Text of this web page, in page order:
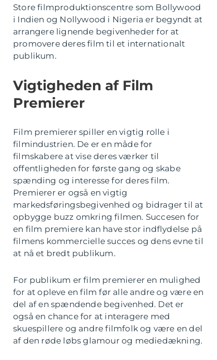
Store filmproduktionscentre som Bollywood
i Indien og Nollywood i Nigeria er begyndt at
arrangere lignende begivenheder for at
promovere deres film til et internationalt
publikum.
Vigtigheden af Film
Premierer
Film premierer spiller en vigtig rolle i
filmindustrien. De er en måde for
filmskabere at vise deres værker til
offentligheden for første gang og skabe
spænding og interesse for deres film.
Premierer er også en vigtig
markedsføringsbegivenhed og bidrager til at
opbygge buzz omkring filmen. Succesen for
en film premiere kan have stor indflydelse på
filmens kommercielle succes og dens evne til
at nå et bredt publikum.
For publikum er film premierer en mulighed
for at opleve en film før alle andre og være en
del af en spændende begivenhed. Det er
også en chance for at interagere med
skuespillere og andre filmfolk og være en del
af den røde løbs glamour og mediedækning.